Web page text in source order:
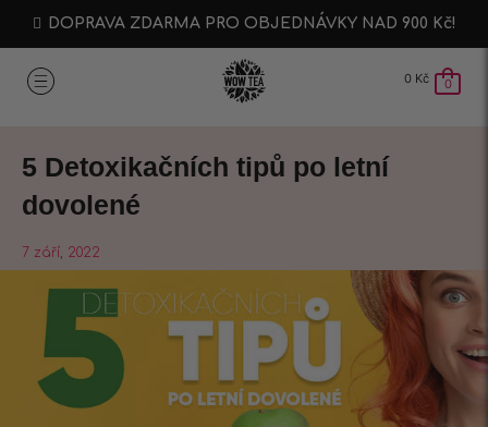
DOPRAVA ZDARMA PRO OBJEDNÁVKY NAD 900 Kč!
0 Kč 0
5 Detoxikačních tipů po letní
dovolené
7 září, 2022